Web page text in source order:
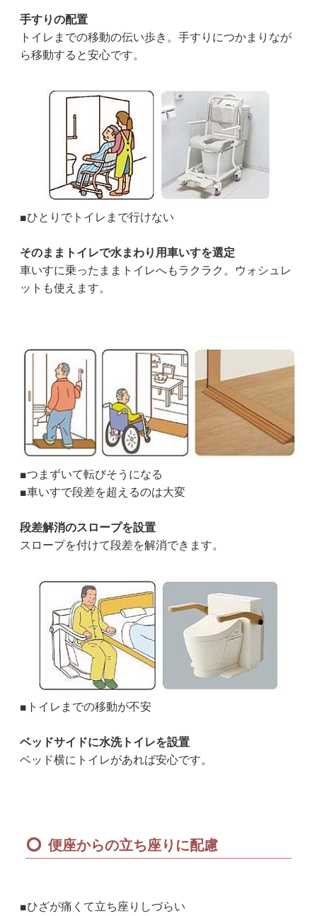
手すりの配置
トイレまでの移動の伝い歩き。手すりにつかまりなが
ら移動すると安心です。
■ひとりでトイレまで行けない
そのままトイレで水まわり用車いすを選定
車いすに乗ったままトイレへもラクラク。ウォシュレ
ットも使えます。
■つまずいて転びそうになる
■車いすで段差を超えるのは大変
段差解消のスロープを設置
スロープを付けて段差を解消できます。
■トイレまでの移動が不安
ベッドサイドに水洗トイレを設置
ベッド横にトイレがあれば安心です。
便座からの立ち座りに配慮
■ひざが痛くて立ち座りしづらい